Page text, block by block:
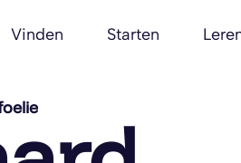
Vinden Starten